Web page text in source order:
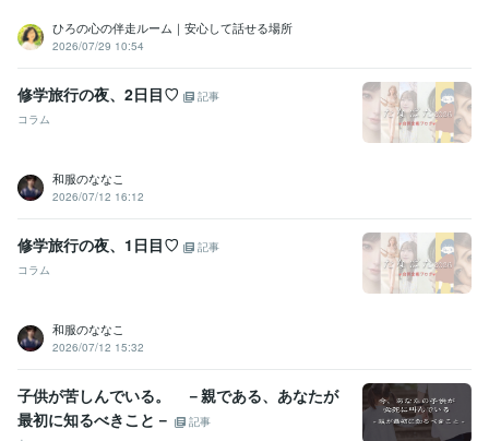
ひろの心の伴走ルーム｜安心して話せる場所
2026/07/29 10:54
修学旅行の夜、2日目♡
記事
コラム
和服のななこ
2026/07/12 16:12
修学旅行の夜、1日目♡
記事
コラム
和服のななこ
2026/07/12 15:32
子供が苦しんでいる。 －親である、あなたが
最初に知るべきこと－
記事